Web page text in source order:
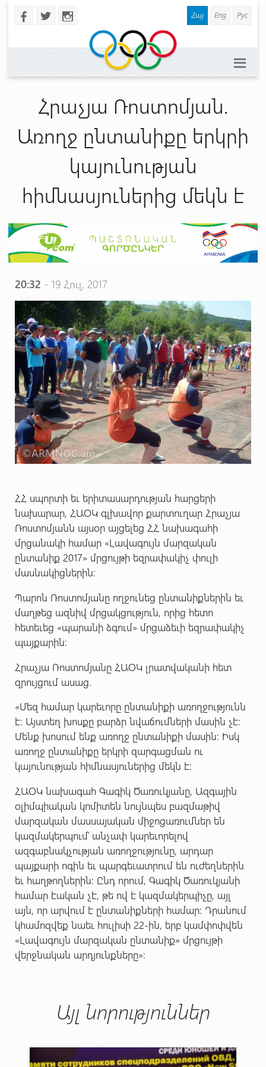
b a x Հայ Eng Рус
Հրաչյա Ռոստոմյան.
Առողջ ընտանիքը երկրի
կայունության
հիմնասյուներից մեկն է
20:32 - 19 Հուլ, 2017
ՀՀ սպորտի եւ երիտասարդության հարցերի
նախարար, ՀԱՕԿ գլխավոր քարտուղար Հրաչյա
Ռոստոմյանն այսօր այցելեց ՀՀ նախագահի
մրցանակի համար «Լավագույն մարզական
ընտանիք 2017» մրցույթի եզրափակիչ փուլի
մասնակիցներին:
Պարոն Ռոստոմյանը ողջունեց ընտանիքներին եւ
մաղթեց ազնիվ մրցակցություն, որից հետո
հետեւեց «պարանի ձգում» մրցաձեւի եզրափակիչ
պայքարին:
Հրաչյա Ռոստոմյանը ՀԱՕԿ լրատվականի հետ
զրույցում ասաց.
«Մեզ համար կարեւորը ընտանիքի առողջությունն
է: Այստեղ խոսքը բարձր նվաճումների մասին չէ:
Մենք խոսում ենք առողջ ընտանիքի մասին: Իսկ
առողջ ընտանիքը երկրի զարգացման ու
կայունության հիմնասյուներից մեկն է:
ՀԱՕԿ նախագահ Գագիկ Ծառուկյանը, Ազգային
օլիմպիական կոմիտեն նույնպես բազմաթիվ
մարզական մասսայական միջոցառումներ են
կազմակերպում՝ անչափ կարեւորելով
ազգաբնակչության առողջությունը, արդար
պայքարի ոգին եւ պարգեւատրում են ուժեղներին
եւ հաղթողներին: Ընդ որում, Գագիկ Ծառուկյանի
համար էական չէ, թե ով է կազմակերպիչը, այլ
այն, որ արվում է ընտանիքների համար: Դրանում
կհամոզվեք նաեւ հուլիսի 22-ին, երբ կամփոփվեն
«Լավագույն մարզական ընտանիք» մրցույթի
վերջնական արդյունքները»:
Այլ նորություններ